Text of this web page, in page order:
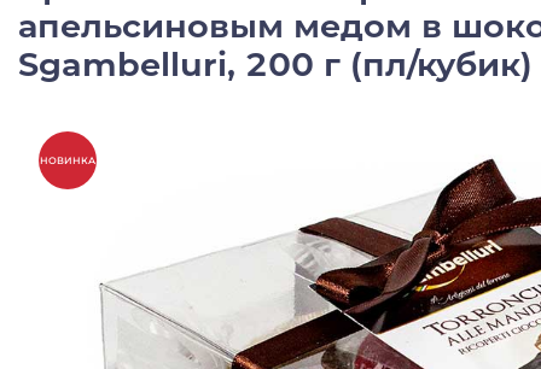
апельсиновым медом в
Sgambelluri, 200 г (пл/кубик)
НОВИНКА